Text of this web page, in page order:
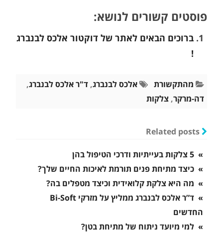
פוסטים קשורים לנושא:
ברוכים הבאים לאתר של דוקטור אלכס לבנברג
!
מהתקשורת אלכס לבנברג, ד"ר אלכס לבנברג,
דה-מרקר, צלקות
» 5 צלקות בעייתיות ודרכי הטיפול בהן
» כיצד מתיחת פנים תורמת לאיכות החיים שלך?
» מה היא צלקת קלואידית וכיצד מטפלים בה?
» ד”ר אלכס לבנברג ממליץ על מזרקי Bi-Soft
החדשים
» למי מיועד ניתוח של מתיחת בטן?